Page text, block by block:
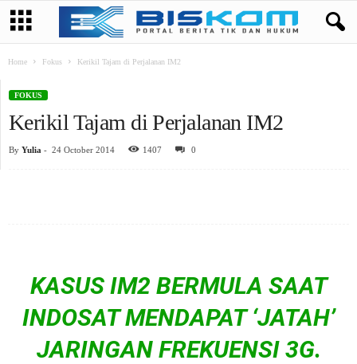
Home Fokus Kerikil Tajam di Perjalanan IM2
FOKUS
Kerikil Tajam di Perjalanan IM2
By Yulia - 24 October 2014 1407 0
KASUS IM2 BERMULA SAAT
INDOSAT MENDAPAT‘JATAH’
JARINGAN FREKUENSI 3G.